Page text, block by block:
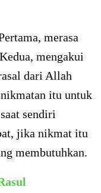
merasa
mengakui
dari Allah
itu untuk
sendiri
jika nikmat itu
membutuhkan.